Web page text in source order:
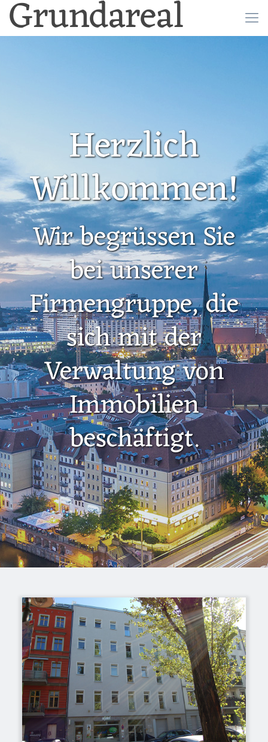
Grundareal
Herzlich
Willkommen!
Wir begrüssen Sie
bei unserer
Firmengruppe, die
sich mit der
Verwaltung von
Immobilien
beschäftigt.